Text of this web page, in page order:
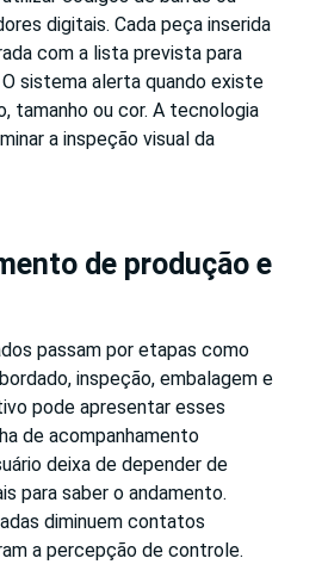
digitais. Cada peça inserida
com a lista prevista para
sistema alerta quando existe
tamanho ou cor. A tecnologia
a inspeção visual da
de produção e
passam por etapas como
inspeção, embalagem e
pode apresentar esses
de acompanhamento
deixa de depender de
para saber o andamento.
diminuem contatos
a percepção de controle.